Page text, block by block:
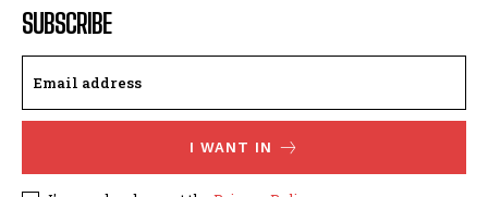
SUBSCRIBE
I WANT IN